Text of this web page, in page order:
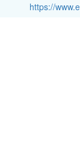
https://